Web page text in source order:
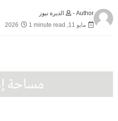
Author -
الديرة نيوز
مايو 11, 2026
1 minute read